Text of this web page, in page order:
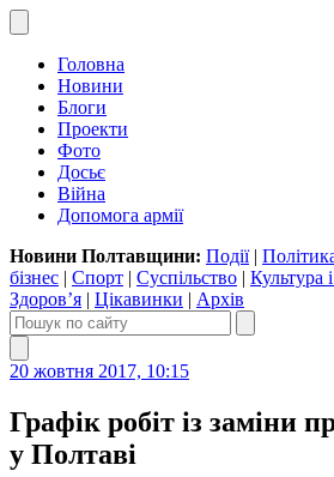
Головна
Новини
Блоги
Проекти
Фото
Досьє
Війна
Допомога армії
Новини Полтавщини: Події|
бізнес | Спорт | Суспільство | Культура
Здоров’я | Цікавинки | Архів
20 жовтня 2017, 10:15
​​​​​​​Графік робіт із заміни
у Полтаві